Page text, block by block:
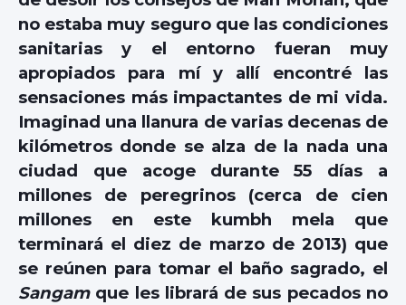
no estaba muy seguro que las condiciones
sanitarias y el entorno fueran muy
apropiados para mí y allí encontré las
sensaciones más impactantes de mi vida.
Imaginad una llanura de varias decenas de
kilómetros donde se alza de la nada una
ciudad que acoge durante 55 días a
millones de peregrinos (cerca de cien
millones en este kumbh mela que
terminará el diez de marzo de 2013) que
se reúnen para tomar el baño sagrado, el
Sangamque les librará de sus pecados no